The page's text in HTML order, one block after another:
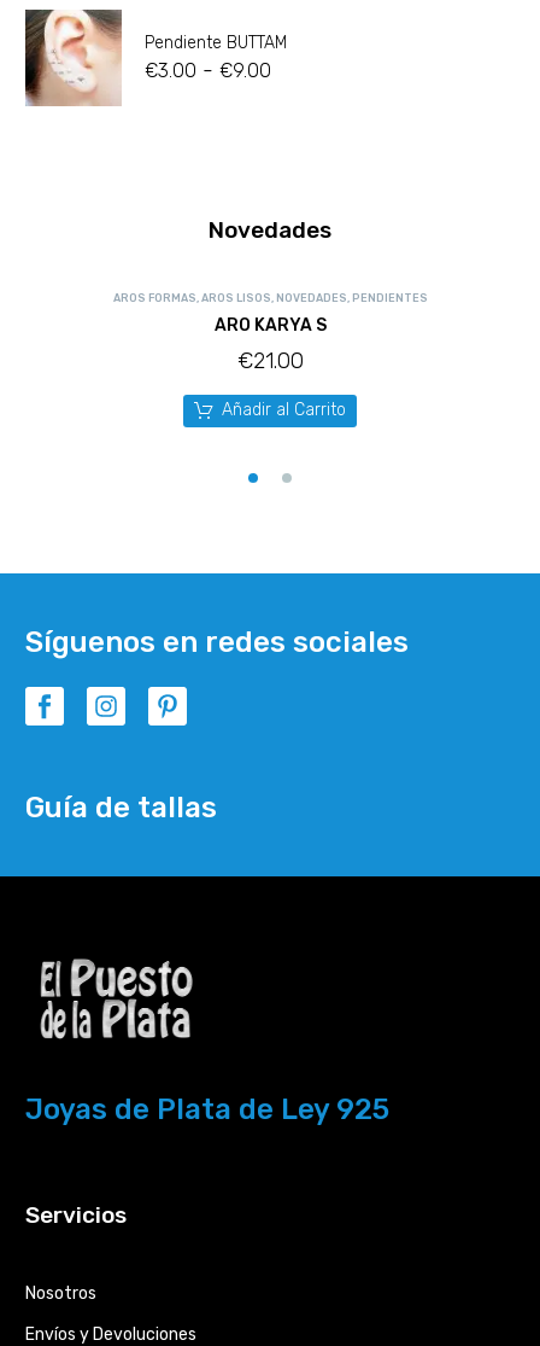
Pendiente BUTTAM
€3.00 - €9.00
Novedades
AROS FORMAS, AROS LISOS, NOVEDADES, PENDIENTES
ARO KARYA S
€21.00
Añadir al Carrito
Síguenos en redes sociales
Guía de tallas
Joyas de Plata de Ley 925
Servicios
Nosotros
Envíos y Devoluciones